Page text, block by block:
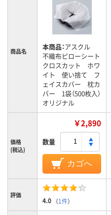
商品名 本商品：アスクル
不織布ピローシート
クロスカット ホワ
イト 使い捨て フ
ェイスカバー 枕カ
バー 1袋（500枚入）
オリジナル
価格
(税込)
￥2,890
数量
カゴへ
評価
4.0 （1件）